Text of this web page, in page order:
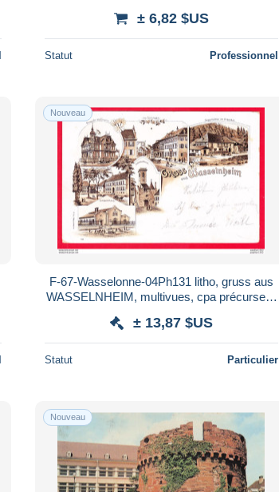
± 6,82 $US
Statut Professionnel
Nouveau
F-67-Wasselonne-04Ph131 litho, gruss aus
WASSELNHEIM, multivues, cpa précurseur
± 13,87 $US
Statut Particulier
Nouveau